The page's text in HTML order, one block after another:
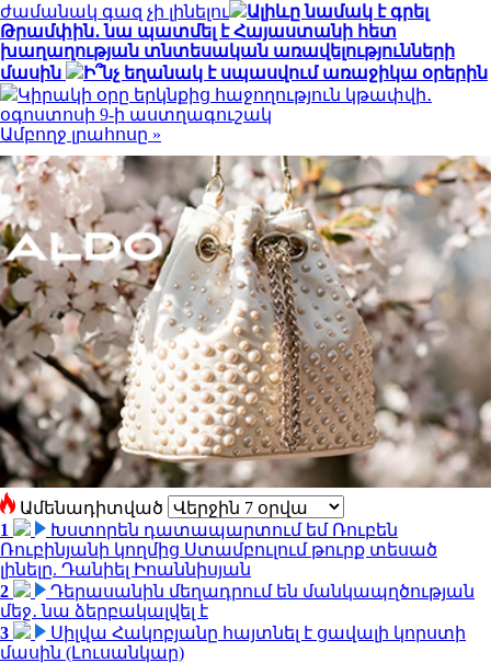
ժամանակ գազ չի լինելու
Ալիևը նամակ է գրել
Թրամփին․ նա պատմել է Հայաստանի հետ
խաղաղության տնտեսական առավելությունների
մասին
Ի՞նչ եղանակ է սպասվում առաջիկա օրերին
Կիրակի օրը երկնքից հաջողություն կթափվի․
օգոստոսի 9-ի աստղագուշակ
Ամբողջ լրահոսը »
Ամենադիտված
1
Խստորեն դատապարտում եմ Ռուբեն
Ռուբինյանի կողմից Ստամբուլում թուրք տեսած
լինելը. Դանիել Իոաննիսյան
2
Դերասանին մեղադրում են մանկապղծության
մեջ․ նա ձերբակալվել է
3
Սիլվա Հակոբյանը հայտնել է ցավալի կորստի
մասին (Լուսանկար)